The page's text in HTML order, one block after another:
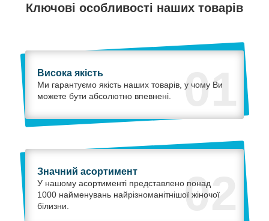
Ключові особливості наших товарів
01
Висока якість
Ми гарантуємо якість наших товарів, у чому Ви
можете бути абсолютно впевнені.
02
Значний асортимент
У нашому асортименті представлено понад
1000 найменувань найрізноманітнішої жіночої
білизни.